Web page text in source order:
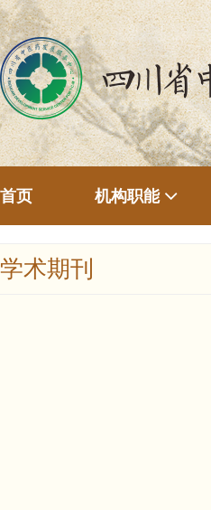
首页 机构职能
学术期刊